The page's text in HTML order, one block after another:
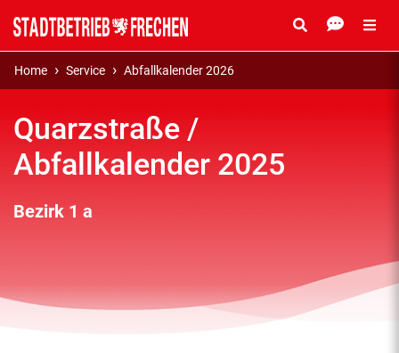
Home Service Abfallkalender 2026
Quarzstraße /
Abfallkalender 2025
Bezirk 1 a